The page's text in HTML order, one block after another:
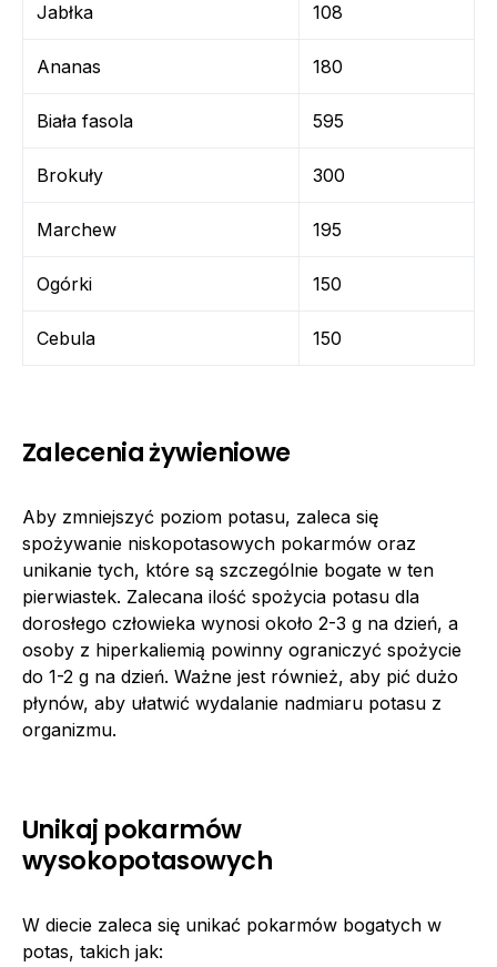
Jabłka 108
Ananas 180
Biała fasola 595
Brokuły 300
Marchew 195
Ogórki 150
Cebula 150
Zalecenia żywieniowe
Aby zmniejszyć poziom potasu, zaleca się
spożywanie niskopotasowych pokarmów oraz
unikanie tych, które są szczególnie bogate w ten
pierwiastek. Zalecana ilość spożycia potasu dla
dorosłego człowieka wynosi około 2-3 g na dzień, a
osoby z hiperkaliemią powinny ograniczyć spożycie
do 1-2 g na dzień. Ważne jest również, aby pić dużo
płynów, aby ułatwić wydalanie nadmiaru potasu z
organizmu.
Unikaj pokarmów
wysokopotasowych
W diecie zaleca się unikać pokarmów bogatych w
potas, takich jak: